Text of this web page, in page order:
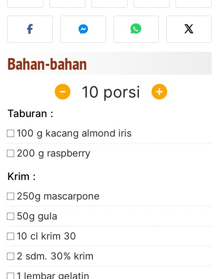
Unggah foto Anda dari
Bahan-bahan
10
Taburan :
100 g kacang almond iris
200 g raspberry
Krim :
250g mascarpone
50g gula
10 cl krim 30
2 sdm. 30% krim
1 lembar gelatin